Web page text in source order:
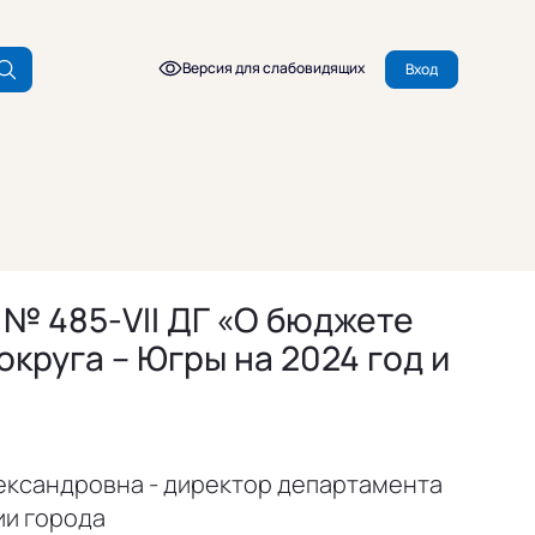
Версия для слабовидящих Вход
№ 485-VII ДГ «О бюджете
– Югры на 2024 год и
- директор департамента
города